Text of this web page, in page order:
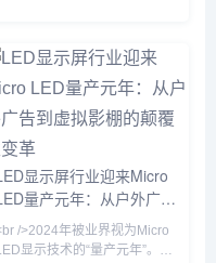
告牌的全面升级与影视虚拟制
作棚的井喷式扩张。在纽约时代
场，一块面积超过2000平方
的裸眼3D LED屏刚刚刷新了
尼斯世界纪录；而在好莱坞，
过60%的绿幕影棚已替换为
LED虚拟背景墙。业内分析师指
，LED显示屏正从“显示工具”
化为“空间交互媒介”，其单位
面积产值较五年
显示屏行业迎来Micro
量产元年：从户外广告
到虚拟影棚的颠覆性变革
/>2024年被业界视为Micro
显示技术的“量产元年”。最